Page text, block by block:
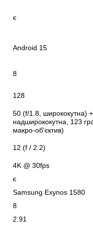
є
Android 15
8
128
50 (f/1.8, ширококутна)
надширококутна, 123
макро-об'єктив)
12 (f / 2.2)
4K @ 30fps
є
Samsung Exynos 1580
8
2.91